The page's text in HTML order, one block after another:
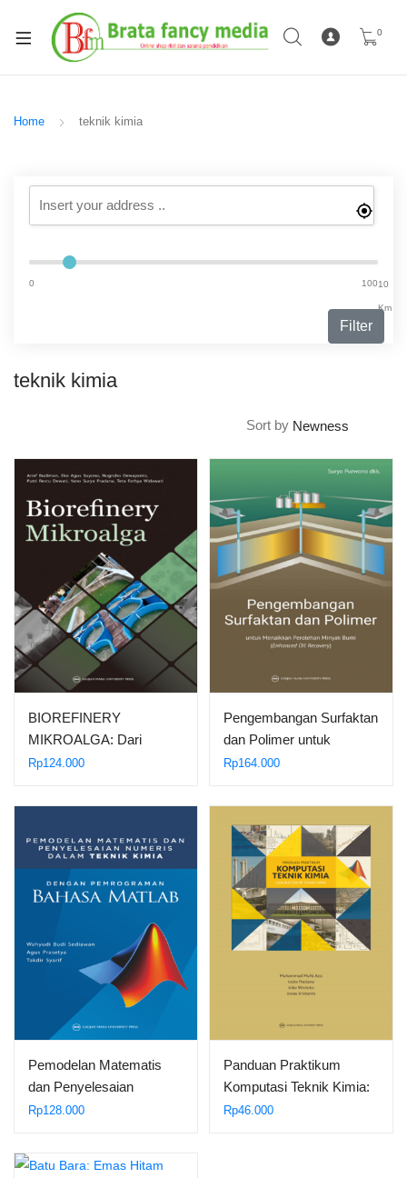
0
Home teknik kimia
0 10
Km
100
Filter
teknik kimia
Sort by
BIOREFINERY
MIKROALGA: Dari
Mikroalga menjadi
Rp124.000
Pengembangan Surfaktan
dan Polimer untuk
Menaikkan…
Rp164.000
Pemodelan Matematis
dan Penyelesaian
Numeris dalam…
Rp128.000
Panduan Praktikum
Komputasi Teknik Kimia:
Laboratorium…
Rp46.000